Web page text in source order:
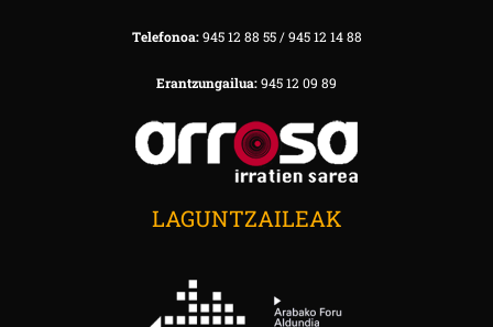
Telefonoa:945 12 88 55 / 945 12 14 88
Erantzungailua:945 12 09 89
LAGUNTZAILEAK